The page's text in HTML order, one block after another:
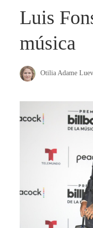
Luis
música
Otilia Adame